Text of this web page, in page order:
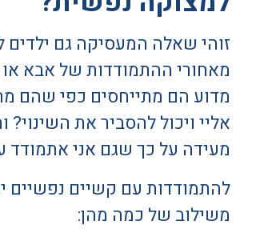
זוהי שאלה המעסיקה גם
מאחורי ההתמודדות של אבא
מדוע הם מתייחסים כפי שהם
אליי ויכול להסביר את
מעידה על כך שגם אני אתמודד
להתמודדות עם קשיים נפשיים
משילוב של כמה מהן: